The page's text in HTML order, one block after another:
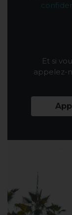
Et si
appelez-